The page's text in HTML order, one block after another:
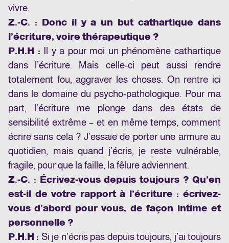
vivre.
Z.-C. : Donc il y a un but cathartique dans
l’écriture, voire thérapeutique ?
P.H.H : Il y a pour moi un phénomène cathartique
dans l’écriture. Mais celle-ci peut aussi rendre
totalement fou, aggraver les choses. On rentre ici
dans le domaine du psycho-pathologique. Pour ma
part, l’écriture me plonge dans des états de
sensibilité extrême – et en même temps, comment
écrire sans cela ? J’essaie de porter une armure au
quotidien, mais quand j’écris, je reste vulnérable,
fragile, pour que la faille, la fêlure adviennent.
Z.-C. : Écrivez-vous depuis toujours ? Qu’en
est-il de votre rapport à l’écriture : écrivez-
vous d’abord pour vous, de façon intime et
personnelle ?
P.H.H : Si je n’écris pas depuis toujours, j’ai toujours